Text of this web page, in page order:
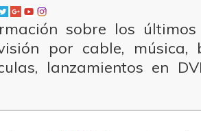
sobre los
por cable, música,
lanzamientos en